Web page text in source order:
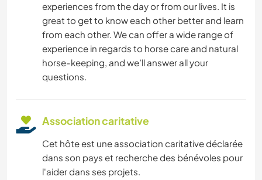
experiences from the day or from our lives. It is
great to get to know each other better and learn
from each other. We can offer a wide range of
experience in regards to horse care and natural
horse-keeping, and we’ll answer all your
questions.
Association caritative
Cet hôte est une association caritative déclarée
dans son pays et recherche des bénévoles pour
l'aider dans ses projets.